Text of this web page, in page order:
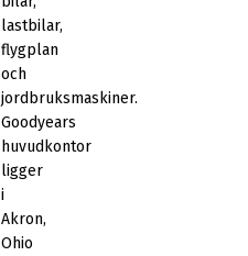
lastbilar,
flygplan
och
jordbruksmaskiner.
Goodyears
huvudkontor
ligger
i
Akron,
Ohio